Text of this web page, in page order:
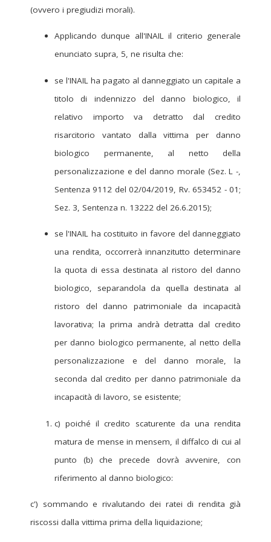
(ovvero i pregiudizi morali).
Applicando dunque all'INAIL il criterio generale
enunciato supra, 5, ne risulta che:
se l'INAIL ha pagato al danneggiato un capitale a
titolo di indennizzo del danno biologico, il
relativo importo va detratto dal credito
risarcitorio vantato dalla vittima per danno
biologico permanente, al netto della
personalizzazione e del danno morale (Sez. L -,
Sentenza 9112 del 02/04/2019, Rv. 653452 - 01;
Sez. 3, Sentenza n. 13222 del 26.6.2015);
se l'INAIL ha costituito in favore del danneggiato
una rendita, occorrerà innanzitutto determinare
la quota di essa destinata al ristoro del danno
biologico, separandola da quella destinata al
ristoro del danno patrimoniale da incapacità
lavorativa; la prima andrà detratta dal credito
per danno biologico permanente, al netto della
personalizzazione e del danno morale, la
seconda dal credito per danno patrimoniale da
incapacità di lavoro, se esistente;
c) poiché il credito scaturente da una rendita
matura de mense in mensem, il diffalco di cui al
punto (b) che precede dovrà avvenire, con
riferimento al danno biologico:
c') sommando e rivalutando dei ratei di rendita già
riscossi dalla vittima prima della liquidazione;